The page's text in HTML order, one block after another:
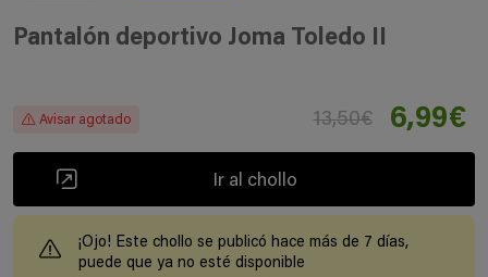
Pantalón deportivo Joma Toledo II
Avisar agotado 13,50€ 6,99€
Ir al chollo
¡Ojo! Este chollo se publicó hace más de 7 días,
puede que ya no esté disponible